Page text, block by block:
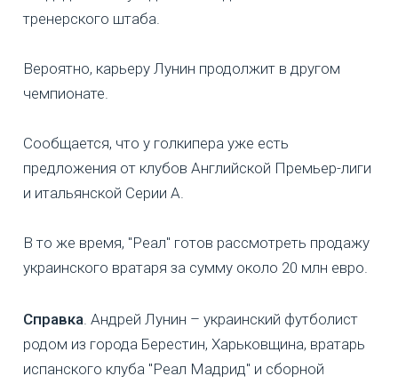
тренерского штаба.
Вероятно, карьеру Лунин продолжит в другом
чемпионате.
Сообщается, что у голкипера уже есть
предложения от клубов Английской Премьер-лиги
и итальянской Серии А.
В то же время, "Реал" готов рассмотреть продажу
украинского вратаря за сумму около 20 млн евро.
Справка. Андрей Лунин – украинский футболист
родом из города Берестин, Харьковщина, вратарь
испанского клуба "Реал Мадрид" и сборной